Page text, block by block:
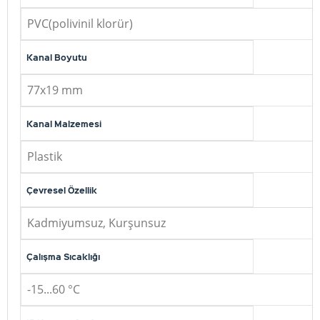
PVC(polivinil klorür)
Kanal Boyutu
77x19 mm
Kanal Malzemesi
Plastik
Çevresel Özellik
Kadmiyumsuz, Kurşunsuz
Çalışma Sıcaklığı
-15...60 °C